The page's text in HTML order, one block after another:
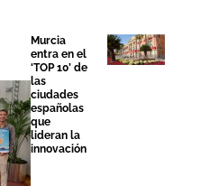
Murcia
entra en el
‘TOP 10’ de
las
ciudades
españolas
que
lideran la
innovación